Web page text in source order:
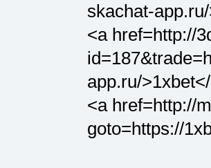
skachat-
<a href=http://
app.ru/
<a href=http://
goto=https://